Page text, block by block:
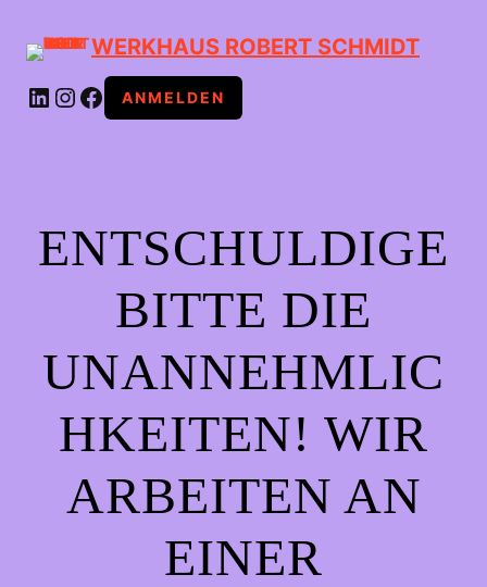
WERKHAUS ROBERT SCHMIDT
LINKEDIN INSTAGRAMFACEBOOK ANMELDEN
ENTSCHULDIGE
BITTE DIE
UNANNEHMLIC
HKEITEN! WIR
ARBEITEN AN
EINER